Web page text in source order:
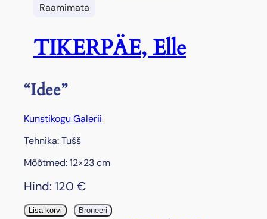
Raamimata
TIKERPÄE, Elle
“Idee”
Kunstikogu Galerii
Tehnika: Tušš
Mõõtmed: 12×23 cm
Hind: 120 €
" Lisa korvi Broneeri